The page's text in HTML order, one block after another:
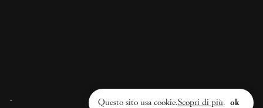
Privacy policy
Questo sito usa cookie.Scopri di più. ok